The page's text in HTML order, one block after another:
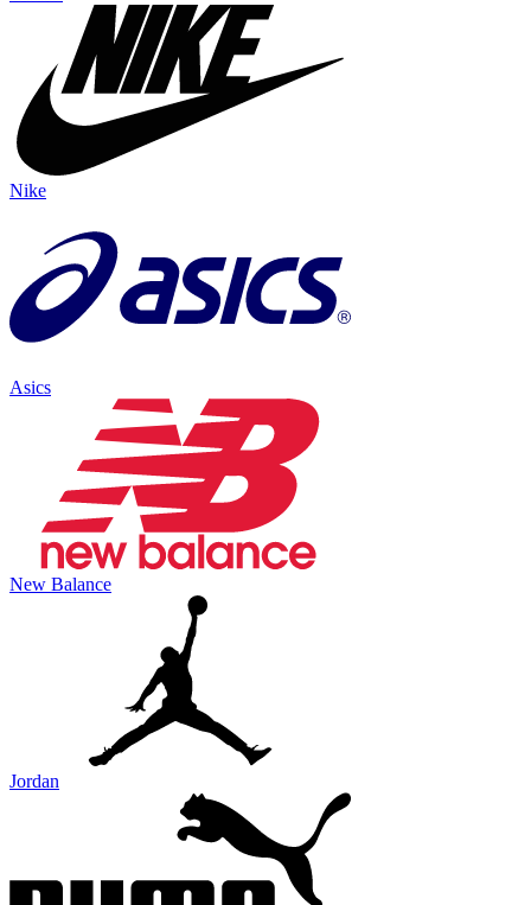
Nike
Asics
New Balance
Jordan